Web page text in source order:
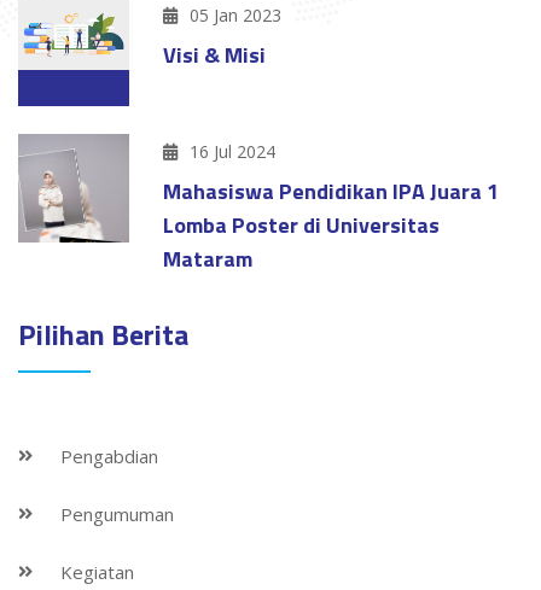
05 Jan 2023
Visi & Misi
16 Jul 2024
Mahasiswa Pendidikan IPA Juara 1
Lomba Poster di Universitas
Mataram
Pilihan Berita
Pengabdian
Pengumuman
Kegiatan